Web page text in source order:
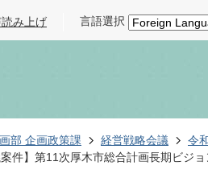
み上げ 言語選択
部 企画政策課 経営戦略会議
令
件】第11次厚木市総合計画長期ビジ